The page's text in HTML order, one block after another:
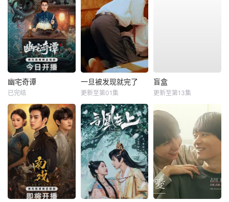
幽宅奇谭
已完结
一旦被发现就完了
更新至第01集
盲盒
更新至第13集